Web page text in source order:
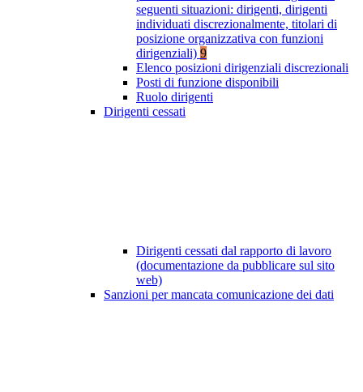
seguenti situazioni: dirigenti, dirigenti
individuati discrezionalmente, titolari di
posizione organizzativa con funzioni
dirigenziali) 9
Elenco posizioni dirigenziali discrezionali
Posti di funzione disponibili
Ruolo dirigenti
Dirigenti cessati
Dirigenti cessati dal rapporto di lavoro
(documentazione da pubblicare sul sito
web)
Sanzioni per mancata comunicazione dei dati